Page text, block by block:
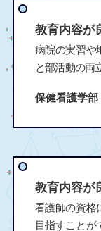
教育内容が
病院の実習や
と部活動の両
保健看護学部
教育内容が
看護師の資格
目指すことが